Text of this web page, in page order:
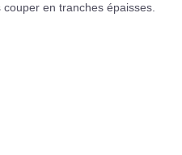
en tranches épaisses.